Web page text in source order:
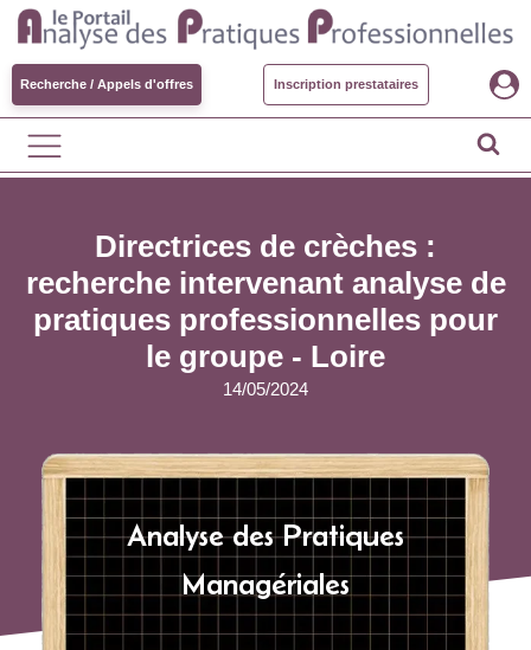
Recherche / Appels d'offres Inscription prestataires
Directrices de crèches :
recherche intervenant analyse de
pratiques professionnelles pour
le groupe - Loire
14/05/2024
Analyse des Pratiques
Managériales